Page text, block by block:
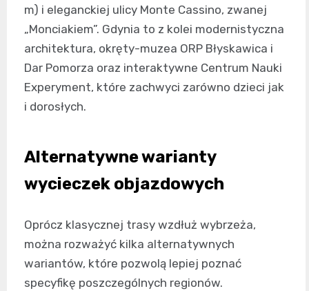
m) i eleganckiej ulicy Monte Cassino, zwanej
„Monciakiem”. Gdynia to z kolei modernistyczna
architektura, okręty-muzea ORP Błyskawica i
Dar Pomorza oraz interaktywne Centrum Nauki
Experyment, które zachwyci zarówno dzieci jak
i dorosłych.
Alternatywne warianty
wycieczek objazdowych
Oprócz klasycznej trasy wzdłuż wybrzeża,
można rozważyć kilka alternatywnych
wariantów, które pozwolą lepiej poznać
specyfikę poszczególnych regionów.